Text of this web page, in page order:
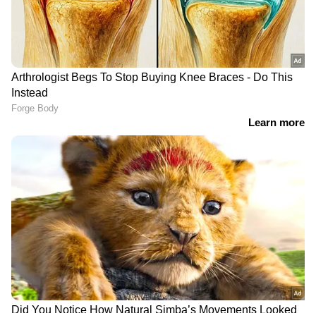
ചിന്തിക്കാൻ പറ്റില്ല. കണ്ണൂർ സ്ക്വാഡിന്റെ
പുറകിൽ നമ്മൾ ഒത്തിരി ഇരുന്ന് കാര്യങ്ങൾ
ചെയ്തിട്ടുണ്ട്. അതുകൊണ്ട് രണ്ടാം ഭാ​ഗം
വരുമ്പോൾ ഒത്തിരി ചിന്തിക്കേണ്ടിയിരിക്കുന്നു.
ജനങ്ങളുടെ എക്സപ്റ്റേഷൻ വളരെ
വലുതായിരിക്കും. ഒരു മുന്നൊരുക്കവും
ഇല്ലാതെയാണ് ഈ സിനിമ ഇറക്കിയത്. ഒരു
ഹൈപ്പും ഇല്ലാണ്ട് വന്ന പടം. എനിക്ക് അങ്ങനെ
തന്നെ വേണ്ടമെന്ന് നിർബന്ധം ഉണ്ടായിരുന്നു.
ആൾക്കാർക്ക് കുറച്ചെങ്കിലും സർപ്രൈസുകൾ
കൊടുക്കണമെന്ന് ഉണ്ടായിരുന്നു", എന്നാണ്
റോബി വർഗീസ് പറയുന്നത്.